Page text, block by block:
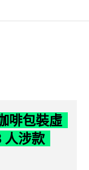
啡包裝虛
人涉款